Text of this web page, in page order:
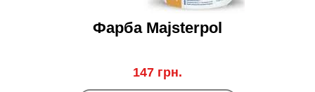
Фарба Majsterpol
147 грн.